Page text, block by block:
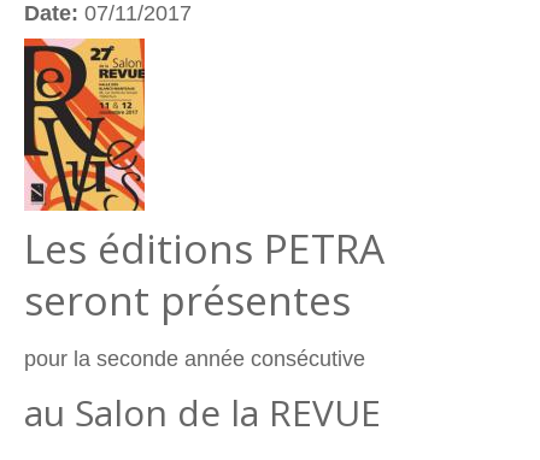
Date: 07/11/2017
Les éditions PETRA
seront présentes
pour la seconde année consécutive
au Salon de la REVUE